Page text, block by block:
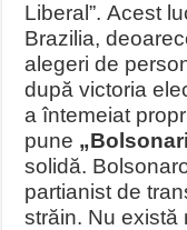
Liberal”.Acest
Brazilia,
alegeri de
după victoria
a întemeiat
pune
solidă.
partianist de
străin. Nu există